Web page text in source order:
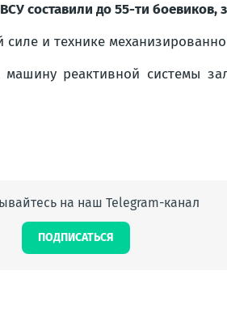
составили до 55-ти
и технике
реактивной системы
на наш Telegram-канал
ПОДПИСАТЬСЯ